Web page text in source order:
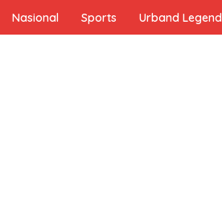
Nasional Sports Urband Legend